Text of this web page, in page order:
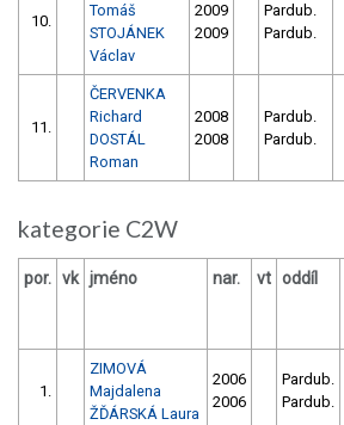
10.
Tomáš
STOJÁNEK
Václav
2009
2009
Pardub.
Pardub.
11.
ČERVENKA
Richard
DOSTÁL
Roman
2008
2008
Pardub.
Pardub.
kategorie C2W
por. vk jméno nar. vt oddíl
1.
ZIMOVÁ
Majdalena
ŽĎÁRSKÁ Laura
2006
2006
Pardub.
Pardub.